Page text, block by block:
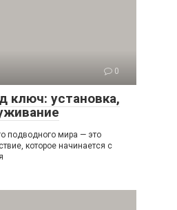
0
ключ: установка,
подводного мира — это
которое начинается с